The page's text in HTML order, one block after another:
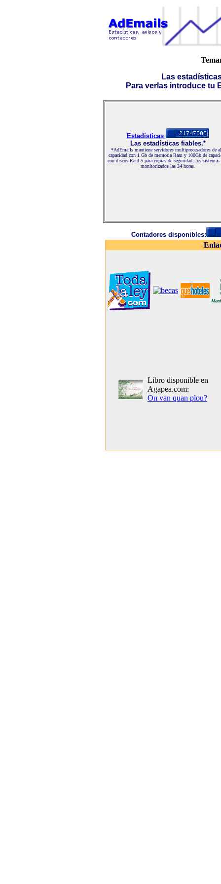
Las
Para verlas introduce tu
Estadísticas
Las estadísticas fiables.*
*AdEmails mantiene servidores multiprocesadores de
capacidad con 1 Gb de memoria Ram y 100Gb de
con discos Raid 5 para copias de seguridad, los sistemas
monitorizados las 24 horas.
Contadores disponibles:
Libro disponible en
Agapea.com:
On van quan plou?